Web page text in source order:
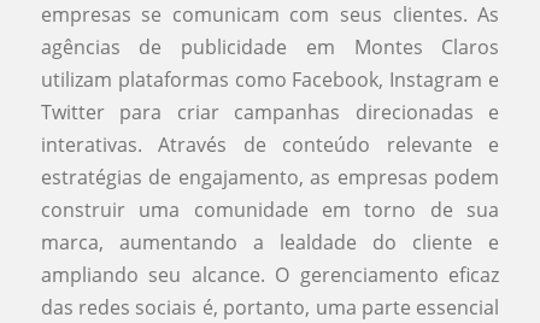
empresas se comunicam com seus clientes. As
agências de publicidade em Montes Claros
utilizam plataformas como Facebook, Instagram e
Twitter para criar campanhas direcionadas e
interativas. Através de conteúdo relevante e
estratégias de engajamento, as empresas podem
construir uma comunidade em torno de sua
marca, aumentando a lealdade do cliente e
ampliando seu alcance. O gerenciamento eficaz
das redes sociais é, portanto, uma parte essencial